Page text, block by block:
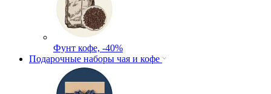
Фунт кофе, -40%
Подарочные наборы чая и кофе